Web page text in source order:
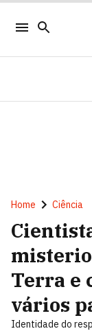
Home Ciência
Terra e
vários
Identidade do